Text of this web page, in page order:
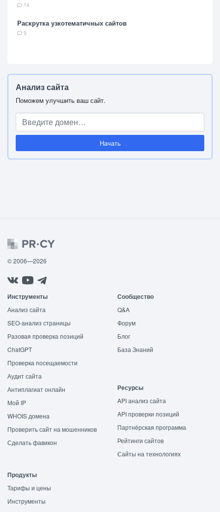
14
Раскрутка узкотематичных сайтов
9
Анализ сайта
Поможем улучшить ваш сайт.
Начать
© 2006—2026
Инструменты
Анализ сайта
SEO-анализ страницы
Разовая проверка позиций
ChatGPT
Проверка посещаемости
Аудит сайта
Антиплагиат онлайн
Мой IP
WHOIS домена
Проверить сайт на мошенников
Сделать фавикон
Сообщество
Q&A
Форум
Блог
База Знаний
Ресурсы
API анализ сайта
API проверки позиций
Партнёрская программа
Рейтинги сайтов
Сайты на технологиях
Продукты
Тарифы и цены
Инструменты